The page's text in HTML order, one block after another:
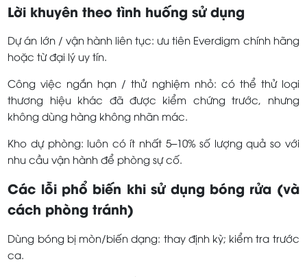
Lời khuyên theo tình huống sử dụng
Dự án lớn / vận hành liên tục: ưu tiên Everdigm chính hãng
hoặc từ đại lý uy tín.
Công việc ngắn hạn / thử nghiệm nhỏ: có thể thử loại
thương hiệu khác đã được kiểm chứng trước, nhưng
không dùng hàng không nhãn mác.
Kho dự phòng: luôn có ít nhất 5–10% số lượng quả so với
nhu cầu vận hành để phòng sự cố.
Các lỗi phổ biến khi sử dụng bóng rửa (và
cách phòng tránh)
Dùng bóng bị mòn/biến dạng: thay định kỳ; kiểm tra trước
ca.